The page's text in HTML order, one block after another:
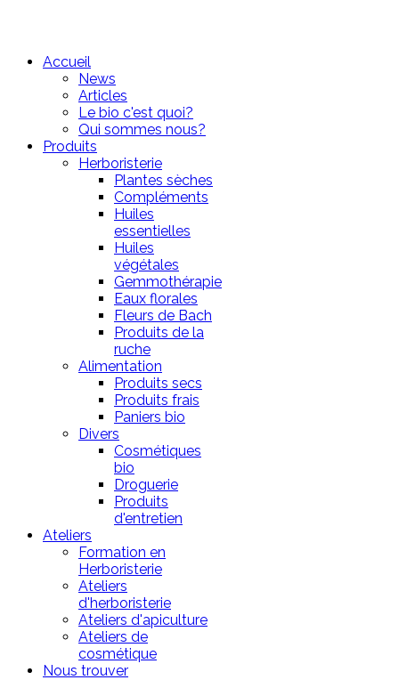
Accueil
News
Articles
Le bio c'est quoi?
Qui sommes nous?
Produits
Herboristerie
Plantes sèches
Compléments
Huiles
essentielles
Huiles
végétales
Gemmothérapie
Eaux florales
Fleurs de Bach
Produits de la
ruche
Alimentation
Produits secs
Produits frais
Paniers bio
Divers
Cosmétiques
bio
Droguerie
Produits
d'entretien
Ateliers
Formation en
Herboristerie
Ateliers
d'herboristerie
Ateliers d'apiculture
Ateliers de
cosmétique
Nous trouver